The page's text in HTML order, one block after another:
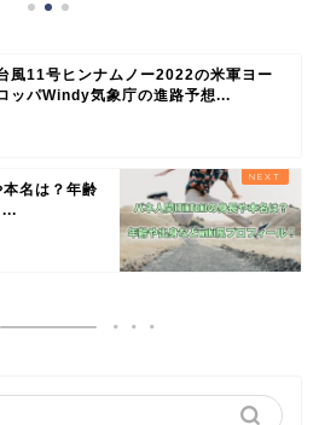
風11号ヒンナムノー2022の米軍ヨー
ッパWindy気象庁の進路予想...
名は？年齢